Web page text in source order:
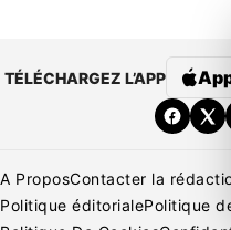
TÉLÉCHARGEZ L’APP
A ProposContacter la
Politique éditorialePolitique